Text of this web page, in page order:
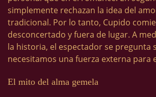
simplemente rechazan la idea del
tradicional. Por lo tanto, Cupido
desconcertado y fuera de lugar. A
la historia, el espectador se pregunta
necesitamos una fuerza externa para
El mito del alma gemela